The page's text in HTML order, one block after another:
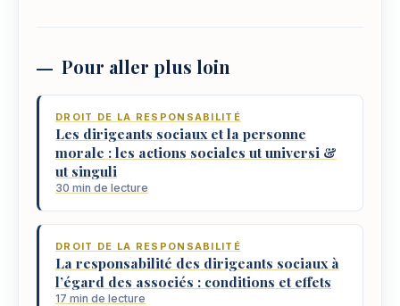
Pour aller plus loin
DROIT DE LA RESPONSABILITÉ
Les dirigeants sociaux et la personne
morale : les actions sociales ut universi &
ut singuli
30 min de lecture
DROIT DE LA RESPONSABILITÉ
La responsabilité des dirigeants sociaux à
l’égard des associés : conditions et effets
17 min de lecture